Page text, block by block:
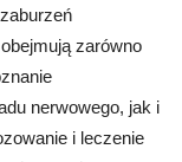
zarówno
nerwowego, jak i
i leczenie